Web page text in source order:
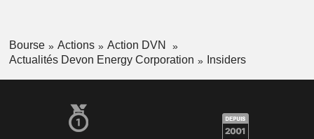
Bourse Actions
Action DVN
Actualités Devon Energy Corporation
Insiders